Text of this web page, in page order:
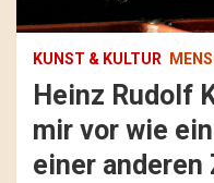
KUNST & KULTUR
Heinz Rudolf
mir vor wie
einer anderen